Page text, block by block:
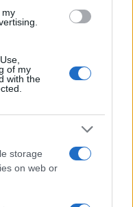
my
of my
with the
storage
on web or
News
και τα
Κρήτη:
να πληρώσει για
- Το παιδί
επιχείρησης